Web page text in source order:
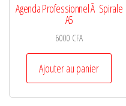
Agenda Professionnel Ã Spirale
A5
6000 CFA
Ajouter au panier